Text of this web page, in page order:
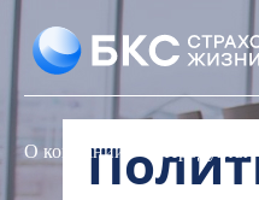
О компании